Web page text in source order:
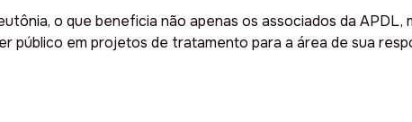
o que beneficia não apenas os associados da APDL,
público em projetos de tratamento para a área de sua